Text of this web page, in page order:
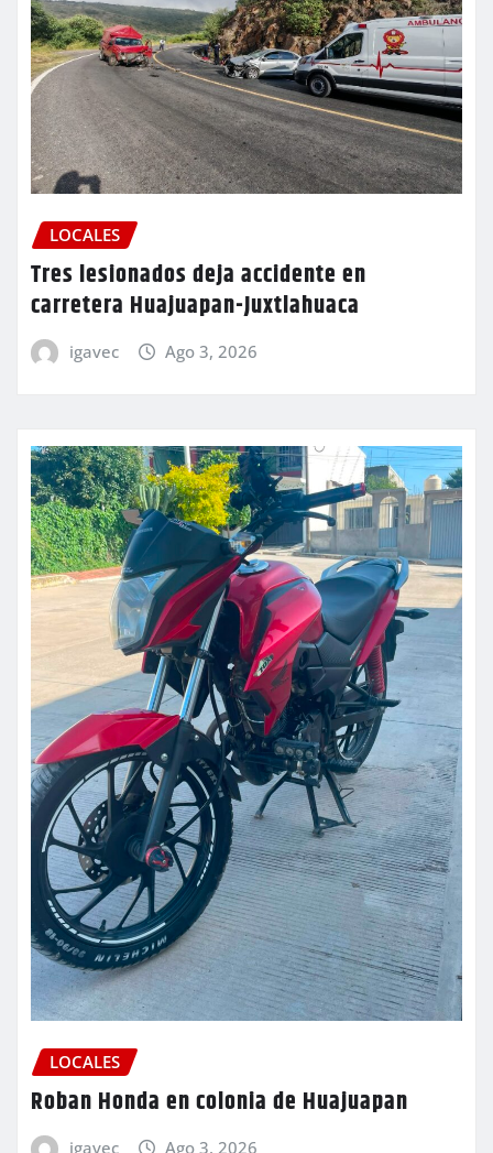
LOCALES
Tres lesionados deja accidente en
carretera Huajuapan-Juxtlahuaca
igavec Ago 3, 2026
LOCALES
Roban Honda en colonia de Huajuapan
igavec Ago 3, 2026